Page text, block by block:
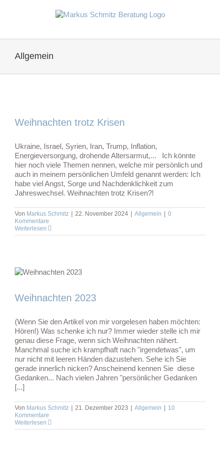
Allgemein
Weihnachten trotz Krisen
Ukraine, Israel, Syrien, Iran, Trump, Inflation,
Energieversorgung, drohende Altersarmut,... Ich könnte
hier noch viele Themen nennen, welche mir persönlich und
auch in meinem persönlichen Umfeld genannt werden: Ich
habe viel Angst, Sorge und Nachdenklichkeit zum
Jahreswechsel. Weihnachten trotz Krisen?!
Von Markus Schmitz 22. November 2024 Allgemein
0
Kommentare
Weiterlesen
Weihnachten 2023
(Wenn Sie den Artikel von mir vorgelesen haben möchten:
Hören!) Was schenke ich nur? Immer wieder stelle ich mir
genau diese Frage, wenn sich Weihnachten nähert.
Manchmal suche ich krampfhaft nach "irgendetwas", um
nur nicht mit leeren Händen dazustehen. Sehe ich Sie
gerade innerlich nicken? Anscheinend kennen Sie diese
Gedanken... Nach vielen Jahren "persönlicher Gedanken
[...]
Von Markus Schmitz 21. Dezember 2023 Allgemein
10
Kommentare
Weiterlesen